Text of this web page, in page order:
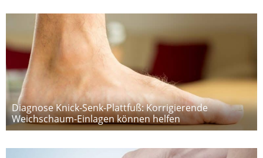
Diagnose Knick-Senk-Plattfuß: Korrigierende
Weichschaum-Einlagen können helfen